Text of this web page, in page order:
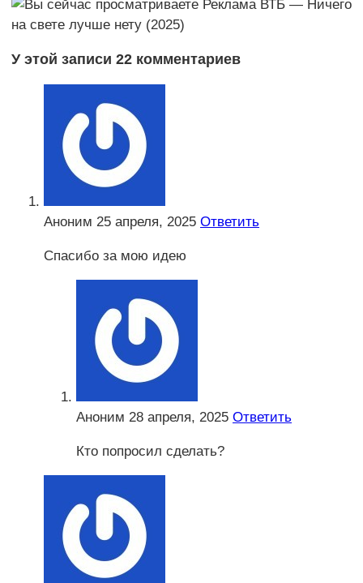
У этой записи 22 комментариев
Аноним 25 апреля, 2025 Ответить
Спасибо за мою идею
Аноним 28 апреля, 2025 Ответить
Кто попросил сделать?